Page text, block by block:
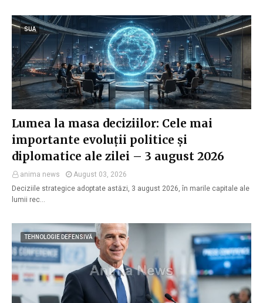
SUA
Lumea la masa deciziilor: Cele mai
importante evoluții politice și
diplomatice ale zilei – 3 august 2026
anima news
August 03, 2026
Deciziile strategice adoptate astăzi, 3 august 2026, în marile capitale ale
lumii rec…
TEHNOLOGIE DEFENSIVĂ